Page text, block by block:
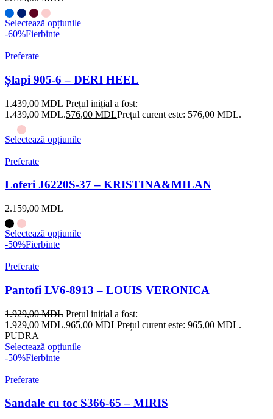
Selectează opțiunile
-60%Fierbinte
Preferate
Șlapi 905-6 – DERI HEEL
1.439,00MDL Prețul inițial a fost:
1.439,00 MDL.576,00 MDLPrețul curent este: 576,00 MDL.
Selectează opțiunile
Preferate
Loferi J6220S-37 – KRISTINA&MILAN
2.159,00 MDL
Selectează opțiunile
-50%Fierbinte
Preferate
Pantofi LV6-8913 – LOUIS VERONICA
1.929,00MDL Prețul inițial a fost:
1.929,00 MDL.965,00 MDLPrețul curent este: 965,00 MDL.
PUDRA
Selectează opțiunile
-50%Fierbinte
Preferate
Sandale cu toc S366-65 – MIRIS